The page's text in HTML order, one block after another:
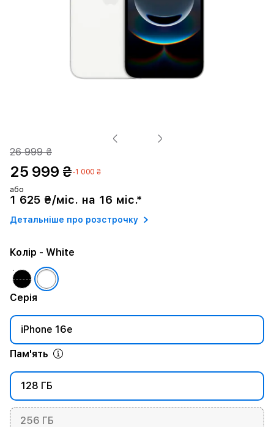
26 999 ₴
25 999 ₴-1 000 ₴
або
1 625 ₴/міс. на 16 міс.*
Детальніше про розстрочку
Серія
iPhone 16e
Пам'ять
128 ГБ
256 ГБ
Колір - White